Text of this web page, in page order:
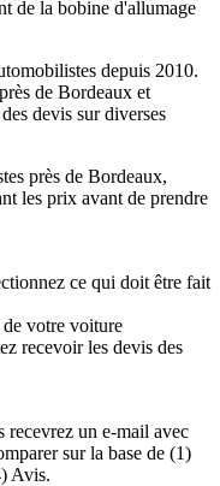
de la bobine d'allumage
depuis 2010.
de Bordeaux et
devis sur diverses
près de Bordeaux,
les prix avant de prendre
ce qui doit être fait
votre voiture
recevoir les devis des
recevrez un e-mail avec
sur la base de (1)
Avis.